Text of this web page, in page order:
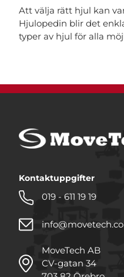
Att välja rätt hjul kan
Hjulopedin blir det
typer av hjul för alla
Kontaktuppgifter
019 - 611 19 19
MoveTech AB
CV-gatan 34